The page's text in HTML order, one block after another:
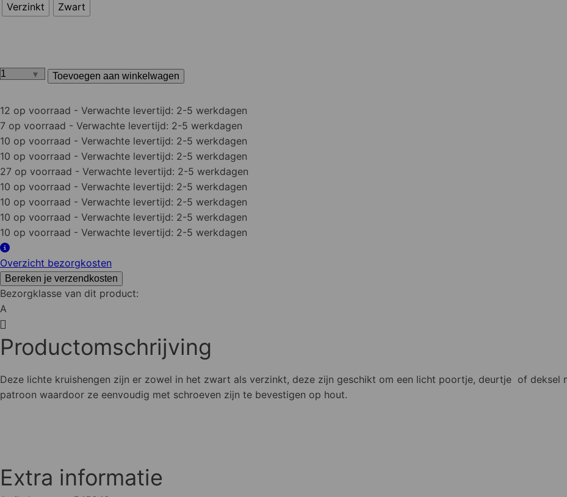
Verzinkt Zwart
Kruisheng
model
aantal
Toevoegen aan winkelwagen
12 op voorraad - Verwachte levertijd: 2-5 werkdagen
7 op voorraad - Verwachte levertijd: 2-5 werkdagen
10 op voorraad - Verwachte levertijd: 2-5 werkdagen
10 op voorraad - Verwachte levertijd: 2-5 werkdagen
27 op voorraad - Verwachte levertijd: 2-5 werkdagen
10 op voorraad - Verwachte levertijd: 2-5 werkdagen
10 op voorraad - Verwachte levertijd: 2-5 werkdagen
10 op voorraad - Verwachte levertijd: 2-5 werkdagen
10 op voorraad - Verwachte levertijd: 2-5 werkdagen
Overzicht bezorgkosten
Bereken je verzendkosten
Bezorgklasse van dit product:
A
Productomschrijving
Deze lichte kruishengen zijn er zowel in het zwart als verzinkt, deze zijn geschikt om een licht poortje, deurtje of deksel
patroon waardoor ze eenvoudig met schroeven zijn te bevestigen op hout.
Extra informatie